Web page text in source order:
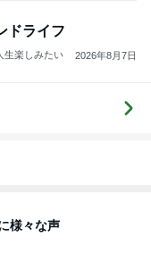
ドライフ
生楽しみたい 2026年8月7日
様々な声